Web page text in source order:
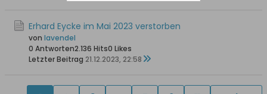
Erhard Eycke im Mai 2023 verstorben
von lavendel
0 Antworten2.136 Hits0 Likes
Letzter Beitrag 21.12.2023, 22:58